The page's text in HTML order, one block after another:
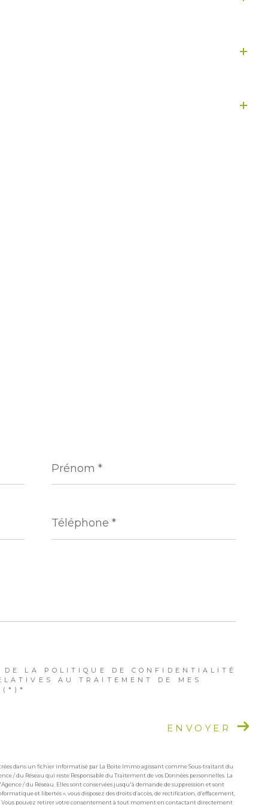
*
*
LA POLITIQUE DE CONFIDENTIALITÉ
AU TRAITEMENT DE MES
(*)*
ENVOYER
dans un fichier informatisé par La Boite Immo agissant comme Sous-traitant du
/ du Réseau qui reste Responsable du Traitement de vos Données personnelles. La
/ du Réseau. Elles sont conservées jusqu'à demande de suppression et sont
et libertés », vous disposez des droits d’accès, de rectification, d’effacement,
Vous pouvez retirer votre consentement à tout moment en contactant directement